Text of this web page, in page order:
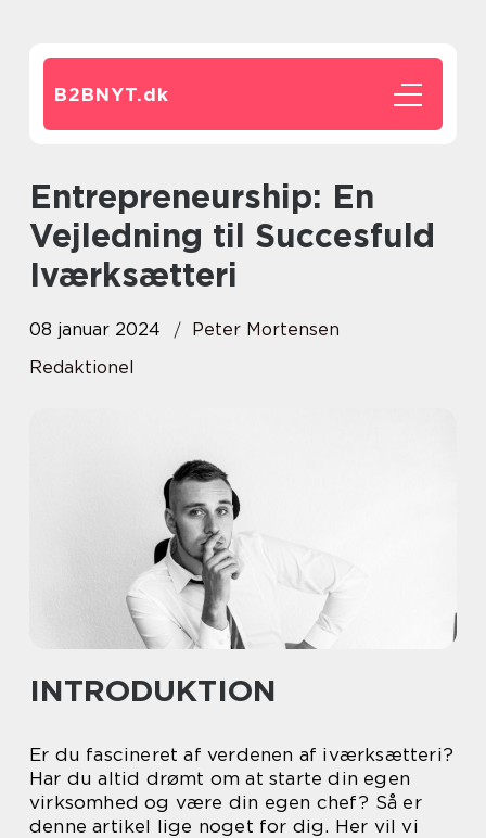
B2BNYT.dk
Entrepreneurship: En
Vejledning til Succesfuld
Iværksætteri
08 januar 2024
Peter Mortensen
Redaktionel
INTRODUKTION
Er du fascineret af verdenen af iværksætteri?
Har du altid drømt om at starte din egen
virksomhed og være din egen chef? Så er
denne artikel lige noget for dig. Her vil vi